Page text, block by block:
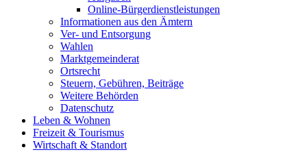
Online-Bürgerdienstleistungen
Informationen aus den Ämtern
Ver- und Entsorgung
Wahlen
Marktgemeinderat
Ortsrecht
Steuern, Gebühren, Beiträge
Weitere Behörden
Datenschutz
Leben & Wohnen
Freizeit & Tourismus
Wirtschaft & Standort